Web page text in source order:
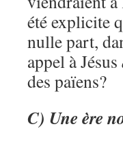
été explicite
nulle part,
appel à Jésus
des païens?
C) Une ère